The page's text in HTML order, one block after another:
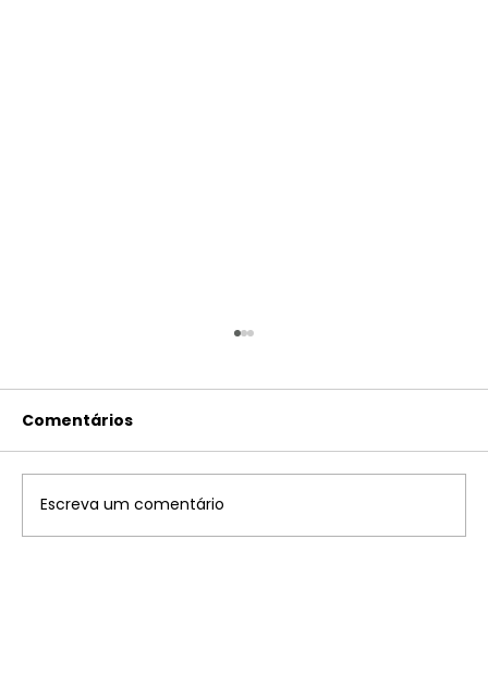
Comentários
Escreva um comentário